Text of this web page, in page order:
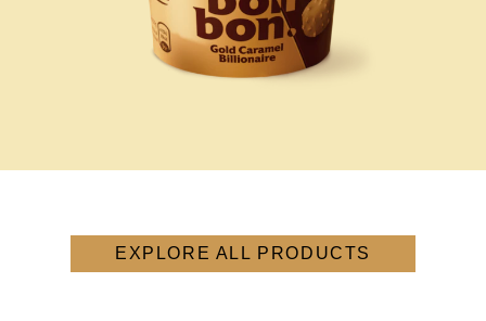
EXPLORE ALL PRODUCTS